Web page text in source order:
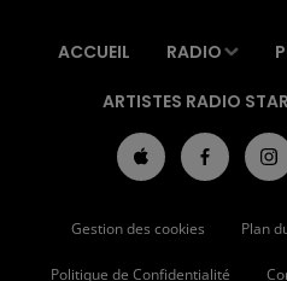
ACCUEIL RADIO
ARTISTES RADIO STAR
Gestion des cookies Plan
Politique de Confidentialité